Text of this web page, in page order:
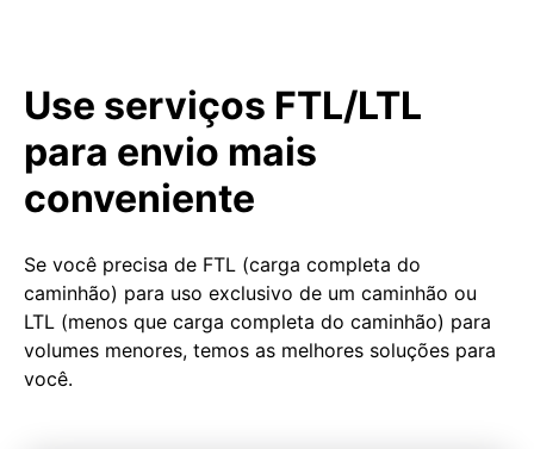
Use serviços FTL/LTL
para envio mais
conveniente
Se você precisa de FTL (carga completa do
caminhão) para uso exclusivo de um caminhão ou
LTL (menos que carga completa do caminhão) para
volumes menores, temos as melhores soluções para
você.